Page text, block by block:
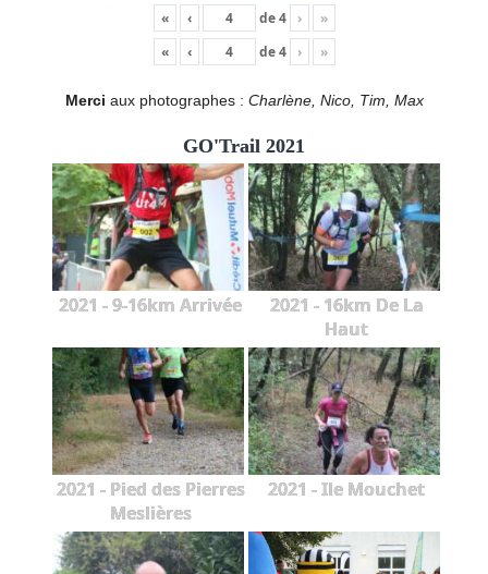
« ‹ de4 ›
»
«
‹ de4 › »
Merci aux photographes : Charlène, Nico, Tim, Max
GO'Trail 2021
2021 - 9-16km Arrivée
2021 - 16km De La
Haut
2021 - Pied des Pierres
Meslières
2021 - Ile Mouchet